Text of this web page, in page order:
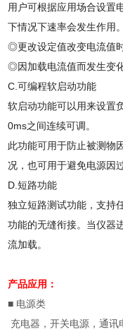
用户可根据应用场合设置
下情况下速率会发生作用。
◎更改设定值改变电流值
◎因加载电流值而发生变化
C.可编程软启动功能
软启动功能可以用来设置
0ms之间连续可调。
此功能可用于防止被测物
况，也可用于避免电源因
D.短路功能
独立短路测试功能，支持
功能的无缝衔接。当仪器
流加载。
产品应用：
■ 电源类
充电器，开关电源，通